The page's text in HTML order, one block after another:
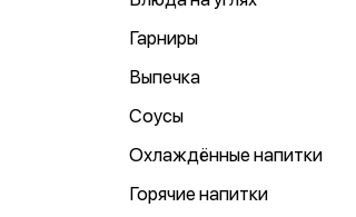
Гарниры
Выпечка
Соусы
Охлаждённые напитки
Горячие напитки